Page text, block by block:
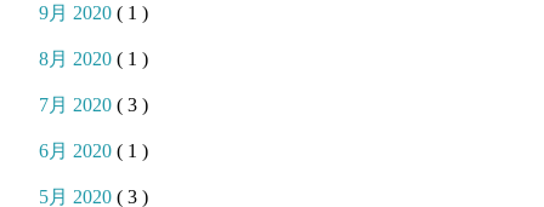
9月 2020( 1 )
8月 2020( 1 )
7月 2020( 3 )
6月 2020( 1 )
5月 2020( 3 )